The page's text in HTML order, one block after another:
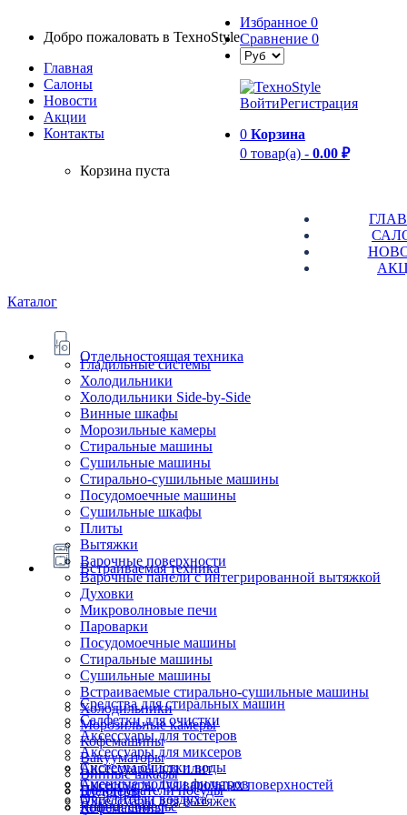
Добро пожаловать в TexноStyle
Главная
Салоны
Новости
Aкции
Контакты
Избранное 0
Сравнение 0
ВойтиРегистрация
0 Корзина
0 товар(а) - 0.00 ₽
Корзина пуста
Каталог
Отдельностоящая техника
Гладильные системы
Холодильники
Холодильники Side-by-Side
Винные шкафы
Морозильные камеры
Стиральные машины
Сушильные машины
Стирально-сушильные машины
Посудомоечные машины
Сушильные шкафы
Плиты
Встраиваемая техника
Вытяжки
Варочные поверхности
Варочные панели с интегрированной вытяжкой
Духовки
Микроволновые печи
Пароварки
Посудомоечные машины
Стиральные машины
Сушильные машины
Встраиваемые стирально-сушильные машины
Холодильники
Морозильные камеры
Кофемашины
Вакууматоры
Винные шкафы
Подогреватели посуды
Ящики сомелье
Блендеры
Кофемашины
Очистители воздуха
Системы очистки воды
Сменные модули фильтров
Аксессуары для тостеров
Аксессуары для миксеров
Аксессуары для плит
Аксессуары для варочных поверхностей
Аксессуары для вытяжек
Средства для стиральных машин
Салфетки для очистки